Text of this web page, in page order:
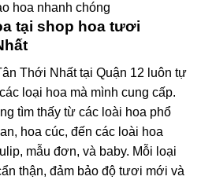
hoa nhanh chóng
tại shop hoa tươi
Thới Nhất tại Quận 12 luôn tự
loại hoa mà mình cung cấp.
tìm thấy từ các loài hoa phổ
hoa cúc, đến các loài hoa
mẫu đơn, và baby. Mỗi loại
thận, đảm bảo độ tươi mới và